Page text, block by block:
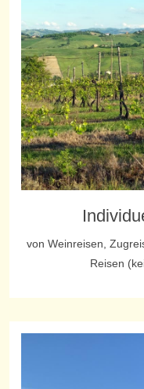
von Weinreisen,
Reisen